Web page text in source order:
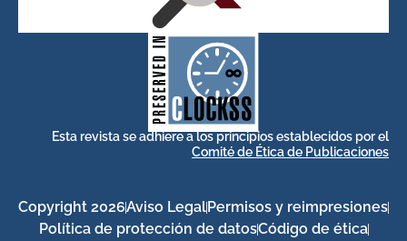
CLOCKSS is a dak archive that
ensures the long-term survival
of web-based scholary
publications, governed by and
for its stakeholders.
Esta revista se adhiere a los principios establecidos por el
Comité de Ética de Publicaciones
Copyright 2026Aviso Legal Permisos y reimpresiones
Política de protección de datosCódigo de ética